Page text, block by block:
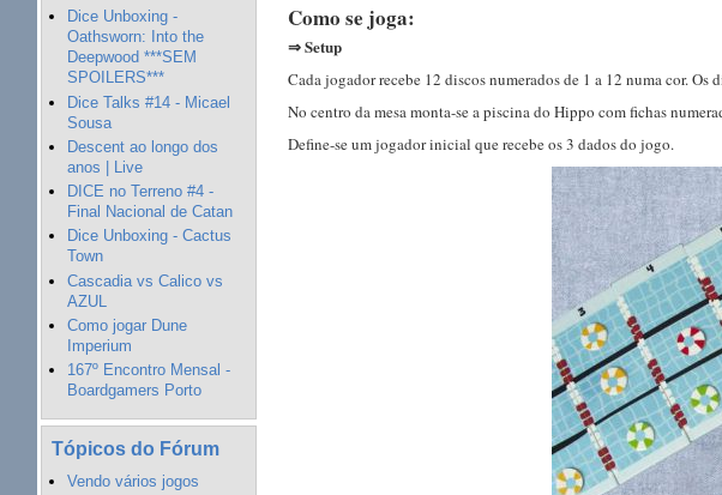
Dice Unboxing -
Oathsworn: Into the
Deepwood ***SEM
SPOILERS***
Dice Talks #14 - Micael
Sousa
Descent ao longo dos
anos | Live
DICE no Terreno #4 -
Final Nacional de Catan
Dice Unboxing - Cactus
Town
Cascadia vs Calico vs
AZUL
Como jogar Dune
Imperium
167º Encontro Mensal -
Boardgamers Porto
Tópicos do Fórum
Vendo vários jogos
Como se joga:
⇒ Setup
Cada jogador recebe 12 discos numerados de 1 a 12 numa cor.
No centro da mesa monta-se a piscina do Hippo com fichas
Define-se um jogador inicial que recebe os 3 dados do jogo.